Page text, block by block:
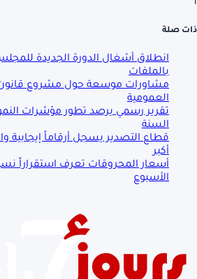
1
ذات صلة
انطلاق أشغال الدورة الجديدة
بالملفات
مشاورات موسعة حول مشروع قانون
العمومية
تقرير رسمي يرصد تطور مؤشرات
السنة
قطاع التصدير يسجل أرقاماً إيجابية
أكبر
أسعار المحروقات تعرف استقراراً
الأسبوع